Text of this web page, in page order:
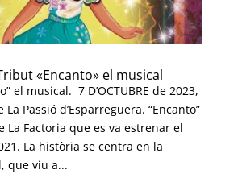
«Encanto» el musical
el musical. 7 D’OCTUBRE de 2023,
Passió d’Esparreguera. “Encanto”
La Factoria que es va estrenar el
La història se centra en la
que viu a...